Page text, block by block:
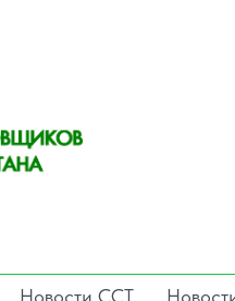
Новости ССТ